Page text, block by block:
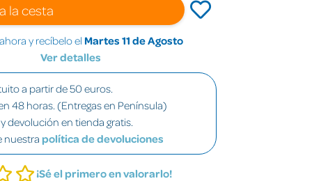
la cesta
y recíbelo el Martes 11 de Agosto
Ver detalles
a partir de 50 euros.
48 horas. (Entregas en Península)
devolución en tienda gratis.
nuestra política de devoluciones
¡Sé el primero en valorarlo!